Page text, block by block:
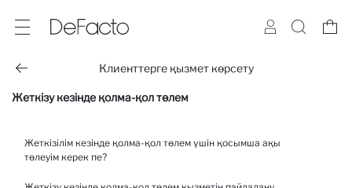
Клиенттерге қызмет көрсету
Жеткізу кезінде қолма-қол төлем
Жеткізілім кезінде қолма-қол төлем үшін қосымша ақы
төлеуім керек пе?